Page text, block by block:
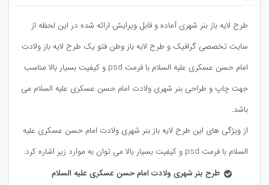
طرح لایه باز بنر شهری آماده و قابل ویرایش ارائه شده در این لحظه از
سایت تخصصی گرافیک و طرح لایه باز وطن فتو یک طرح لایه باز ولادت
امام حسن عسکری علیه السلام با فرمت psd و کیفیت بسیار بالا مناسب
جهت چاپ و طراحی بنر شهری ولادت امام حسن عسکری علیه السلام می
باشد.
از ویژگی های این طرح لایه باز بنر شهری ولادت امام حسن عسکری علیه
السلام با فرمت psd و کیفیت بسیار بالا می توان به موارد زیر اشاره کرد:
طرح بنر شهری ولادت امام حسن عسکری علیه السلام